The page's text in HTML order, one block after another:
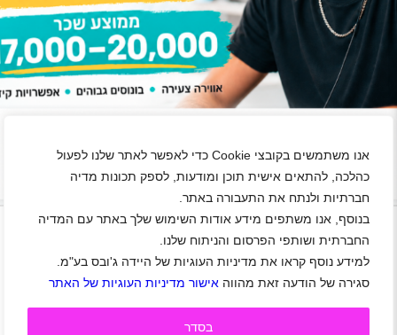
אנו משתמשים בקובצי Cookie כדי לאפשר לאתר שלנו לפעול
כהלכה, להתאים אישית תוכן ומודעות, לספק תכונות מדיה
חברתיות ולנתח את התעבורה באתר.
בנוסף, אנו משתפים מידע אודות השימוש שלך באתר עם המדיה
החברתית ושותפי הפרסום והניתוח שלנו.
למידע נוסף קראו את מדיניות העוגיות של היידה ג'ובס בע"מ.
סגירה של הודעה זאת מהווה אישור מדיניות העוגיות של האתר
בסדר
+
דרושים למכירות ביטוח ממוצע שכר 17k
אזור מרכז |אזור שפלה|אזור ירושלים |אזור אילת |אזור השרון
אזור יהודה ושומרון|חיילים משוחררים|ביטוח|מכירות|
משרה מלאה